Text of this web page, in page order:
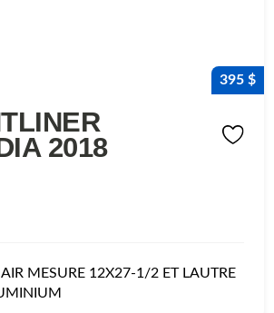
395 $
2018
AIR MESURE 12X27-1/2 ET LAUTRE